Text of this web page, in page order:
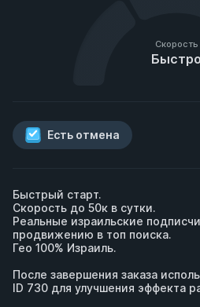
Скорость
Быстро
Есть отмена
Быстрый старт.
Скорость до 50к в сутки.
Реальные израильские
продвижению в топ поиска.
Гео 100% Израиль.
После завершения заказа
ID 730 для улучшения эффекта